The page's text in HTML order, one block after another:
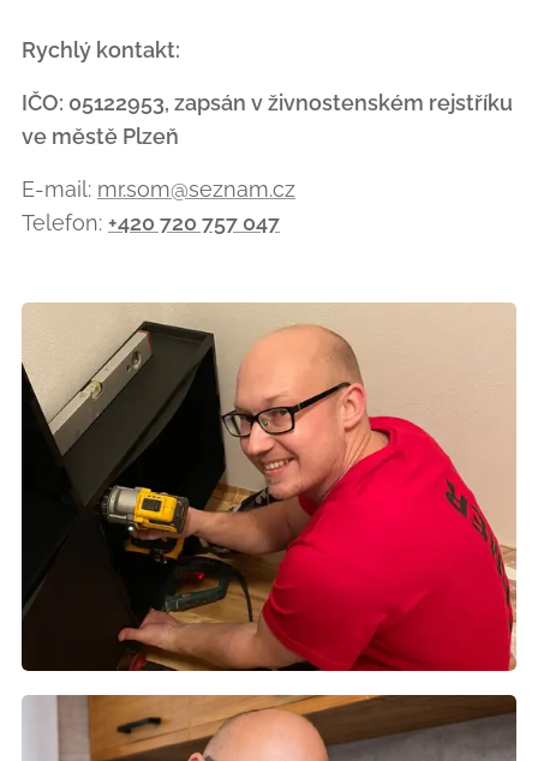
Rychlý kontakt:
IČO: 05122953, zapsán v živnostenském rejstříku
ve městě Plzeň
E-mail: mr.som@seznam.cz
Telefon: +420 720 757 047